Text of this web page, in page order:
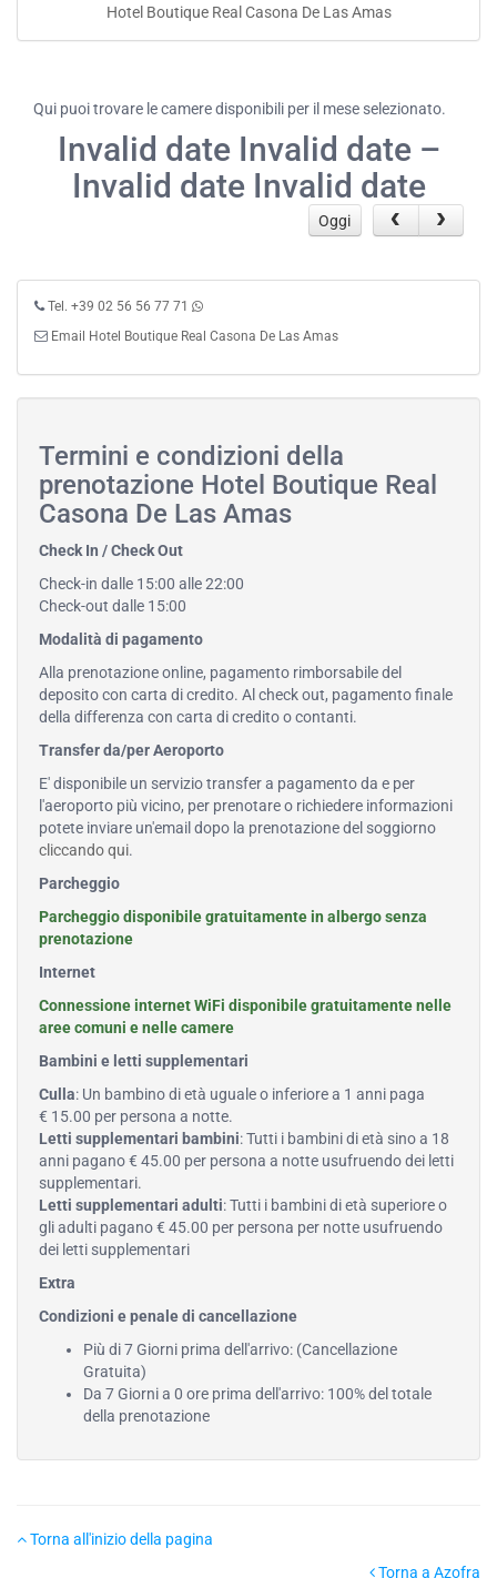
Hotel Boutique Real Casona De Las Amas
Qui puoi trovare le camere disponibili per il mese selezionato.
Invalid date Invalid date –
Invalid date Invalid date
Oggi
Tel. +39 02 56 56 77 71
Email Hotel Boutique Real Casona De Las Amas
Termini e condizioni della
prenotazione Hotel Boutique Real
Casona De Las Amas
Check In / Check Out
Check-in dalle 15:00 alle 22:00
Check-out dalle 15:00
Modalità di pagamento
Alla prenotazione online, pagamento rimborsabile del
deposito con carta di credito. Al check out, pagamento finale
della differenza con carta di credito o contanti.
Transfer da/per Aeroporto
E' disponibile un servizio transfer a pagamento da e per
l'aeroporto più vicino, per prenotare o richiedere informazioni
potete inviare un'email dopo la prenotazione del soggiorno
cliccando qui.
Parcheggio
Parcheggio disponibile gratuitamente in albergo senza
prenotazione
Internet
Connessione internet WiFi disponibile gratuitamente nelle
aree comuni e nelle camere
Bambini e letti supplementari
Culla: Un bambino di età uguale o inferiore a 1 anni paga
€ 15.00 per persona a notte.
Letti supplementari bambini: Tutti i bambini di età sino a 18
anni pagano € 45.00 per persona a notte usufruendo dei letti
supplementari.
Letti supplementari adulti: Tutti i bambini di età superiore o
gli adulti pagano € 45.00 per persona per notte usufruendo
dei letti supplementari
Extra
Condizioni e penale di cancellazione
Più di 7 Giorni prima dell'arrivo: (Cancellazione
Gratuita)
Da 7 Giorni a 0 ore prima dell'arrivo: 100% del totale
della prenotazione
Torna all'inizio della pagina
Torna a Azofra